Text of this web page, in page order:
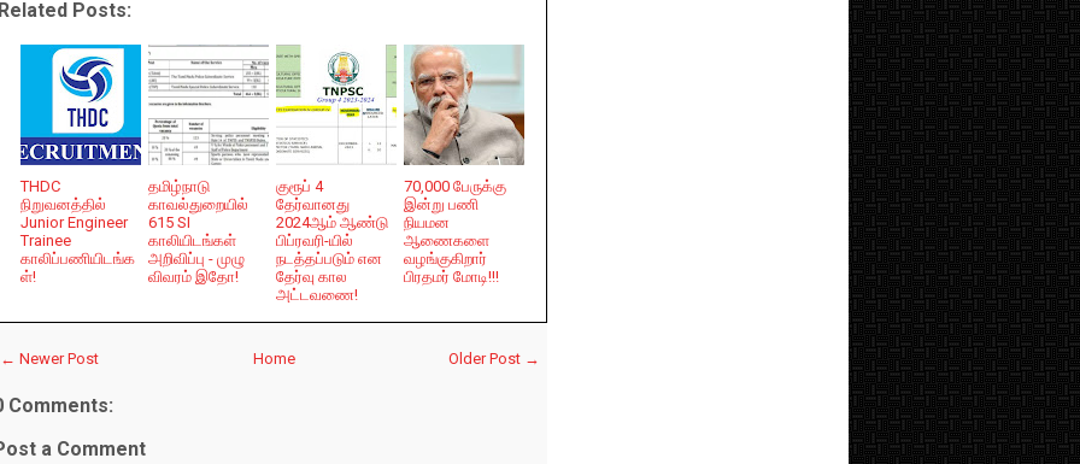
Posts:
THDC
நிறுவனத்தில்
Junior Engineer
Trainee
காலிப்பணியிடங்க
ள்!
தமிழ்நாடு
காவல்துறையில்
615 SI
காலியிடங்கள்
அறிவிப்பு - முழு
விவரம் இதோ!
குரூப் 4
தேர்வானது
2024ஆம் ஆண்டு
பிப்ரவரி-யில்
நடத்தப்படும் என
தேர்வு கால
அட்டவணை!
70,000 பேருக்கு
இன்று பணி
நியமன
ஆணைகளை
வழங்குகிறார்
பிரதமர் மோடி!!!
← Newer Post Older Post →
Home
Comments:
a Comment